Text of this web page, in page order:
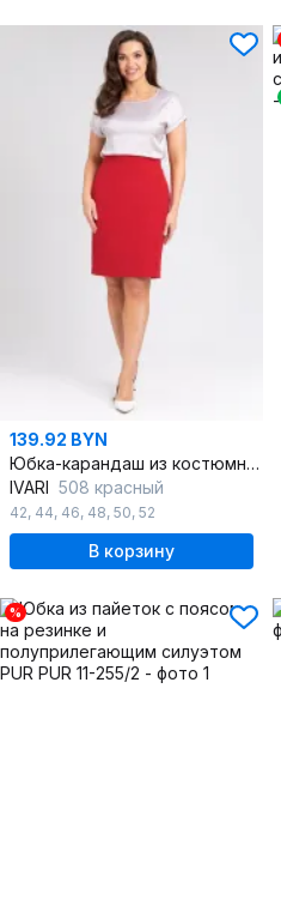
139.92 BYN
Юбка-карандаш из костюмного полотна на подкладке
IVARI 508 красный
42, 44, 46, 48, 50, 52
В корзину
%